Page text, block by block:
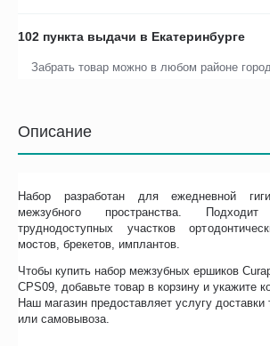
102 пункта выдачи в Екатеринбурге
Забрать товар можно в любом районе
Описание
Набор разработан для ежедневной
межзубного пространства.
труднодоступных участков
мостов, брекетов, имплантов.
Чтобы купить набор межзубных ершиков
CPS09, добавьте товар в корзину и укажите
Наш магазин предоставляет услугу доставки
или самовывоза.